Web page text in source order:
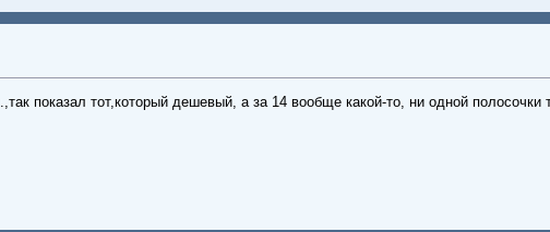
показал тот,который дешевый, а за 14 вообще какой-то, ни одной